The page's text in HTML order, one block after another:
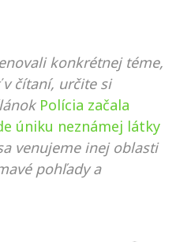
konkrétnej téme,
čítaní, určite si
Polícia začala
úniku neznámej látky
venujeme inej oblasti
pohľady a